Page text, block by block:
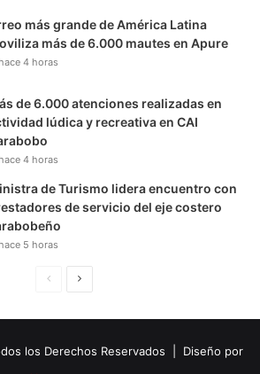
más grande de América Latina
más de 6.000 mautes en Apure
hace 4 horas
de 6.000 atenciones realizadas en
lúdica y recreativa en CAI
hace 4 horas
de Turismo lidera encuentro con
de servicio del eje costero
hace 5 horas
i
u
los Derechos Reservados | Diseño por